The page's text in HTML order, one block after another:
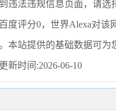
违法违规信息页面，请选
度评分0，世界Alexa对该
本站提供的基础数据可
更新时间:2026-06-10